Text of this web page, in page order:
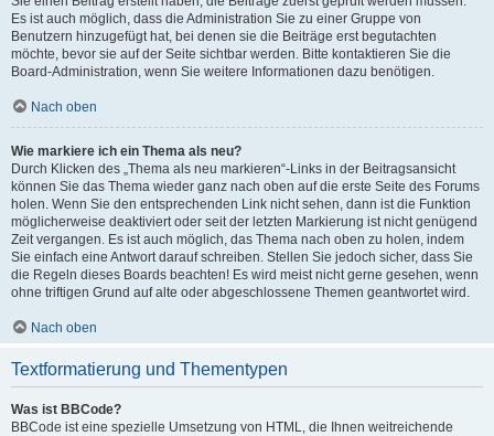
Es ist auch möglich, dass die Administration Sie zu einer Gruppe von
Benutzern hinzugefügt hat, bei denen sie die Beiträge erst begutachten
möchte, bevor sie auf der Seite sichtbar werden. Bitte kontaktieren Sie die
Board-Administration, wenn Sie weitere Informationen dazu benötigen.
Nach oben
Wie markiere ich ein Thema als neu?
Durch Klicken des „Thema als neu markieren“-Links in der Beitragsansicht
können Sie das Thema wieder ganz nach oben auf die erste Seite des Forums
holen. Wenn Sie den entsprechenden Link nicht sehen, dann ist die Funktion
möglicherweise deaktiviert oder seit der letzten Markierung ist nicht genügend
Zeit vergangen. Es ist auch möglich, das Thema nach oben zu holen, indem
Sie einfach eine Antwort darauf schreiben. Stellen Sie jedoch sicher, dass Sie
die Regeln dieses Boards beachten! Es wird meist nicht gerne gesehen, wenn
ohne triftigen Grund auf alte oder abgeschlossene Themen geantwortet wird.
Nach oben
Textformatierung und Thementypen
Was ist BBCode?
BBCode ist eine spezielle Umsetzung von HTML, die Ihnen weitreichende